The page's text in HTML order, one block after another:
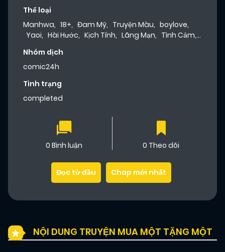
Thể loại
Manhwa, 18+, Đam Mỹ, Truyện Màu, boylove,
Yaoi, Hài Hước, Kịch Tính, Lãng Mạn, Tình Cảm,
Nhóm dịch
comic24h
Tình trạng
completed
0 Bình luận 0 Theo dõi
Đọc từ đầu Chap mới nhất
NỘI DUNG TRUYỆN MUA MỘT TẶNG MỘT